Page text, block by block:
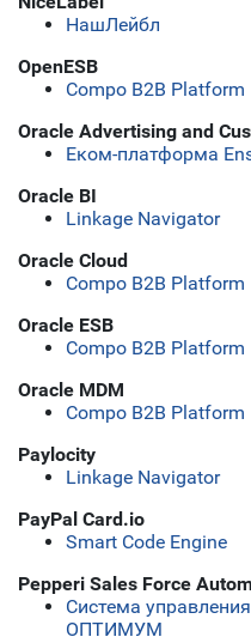
НашЛейбл
OpenESB
Compo B2B Platform
Oracle Advertising and
Еком-платформа
Oracle BI
Linkage Navigator
Oracle Cloud
Compo B2B Platform
Oracle ESB
Compo B2B Platform
Oracle MDM
Compo B2B Platform
Paylocity
Linkage Navigator
PayPal Card.io
Smart Code Engine
Pepperi Sales Force
Система
ОПТИМУМ